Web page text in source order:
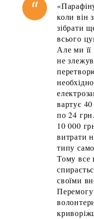
коли він
зібрати
всього
Але ми
не
вартує
по 24
10 000
витрати
типу
Тому все
своїми